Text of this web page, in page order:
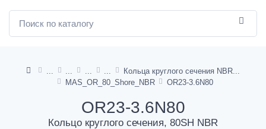
Кольца круглого сечения NBR
MAS_OR_80_Shore_NBR
OR23-3.6N80
OR23-3.6N80
Кольцо круглого сечения, 80SH NBR